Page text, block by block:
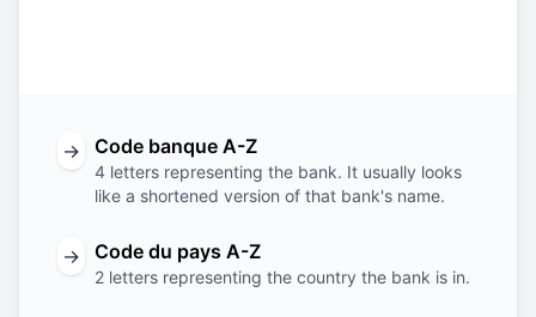
→ Code banque A-Z
4 letters representing the bank. It usually looks
like a shortened version of that bank's name.
→ Code du pays A-Z
2 letters representing the country the bank is in.